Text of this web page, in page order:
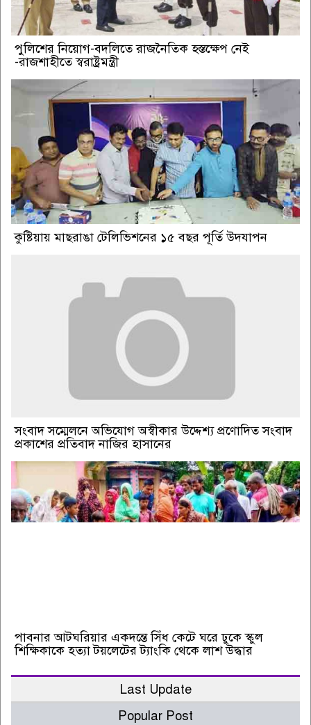
পুলিশের নিয়োগ-বদলিতে রাজনৈতিক হস্তক্ষেপ নেই
-রাজশাহীতে স্বরাষ্ট্রমন্ত্রী
কুষ্টিয়ায় মাছরাঙা টেলিভিশনের ১৫ বছর পূর্তি উদযাপন
সংবাদ সম্মেলনে অভিযোগ অস্বীকার উদ্দেশ্য প্রণোদিত সংবাদ
প্রকাশের প্রতিবাদ নাজির হাসানের
পাবনার আটঘরিয়ার একদন্তে সিঁধ কেটে ঘরে ঢুকে স্কুল
শিক্ষিকাকে হত্যা টয়লেটের ট্যাংকি থেকে লাশ উদ্ধার
Last Update
Popular Post